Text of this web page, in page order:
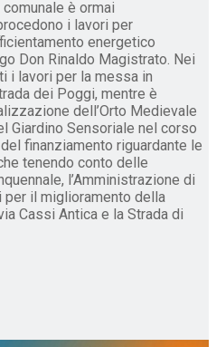
è ormai
i lavori per
energetico
Don Rinaldo Magistrato. Nei
i lavori per la messa in
dei Poggi, mentre è
dell’Orto Medievale
Giardino Sensoriale nel corso
finanziamento riguardante le
tenendo conto delle
l’Amministrazione di
il miglioramento della
Cassi Antica e la Strada di